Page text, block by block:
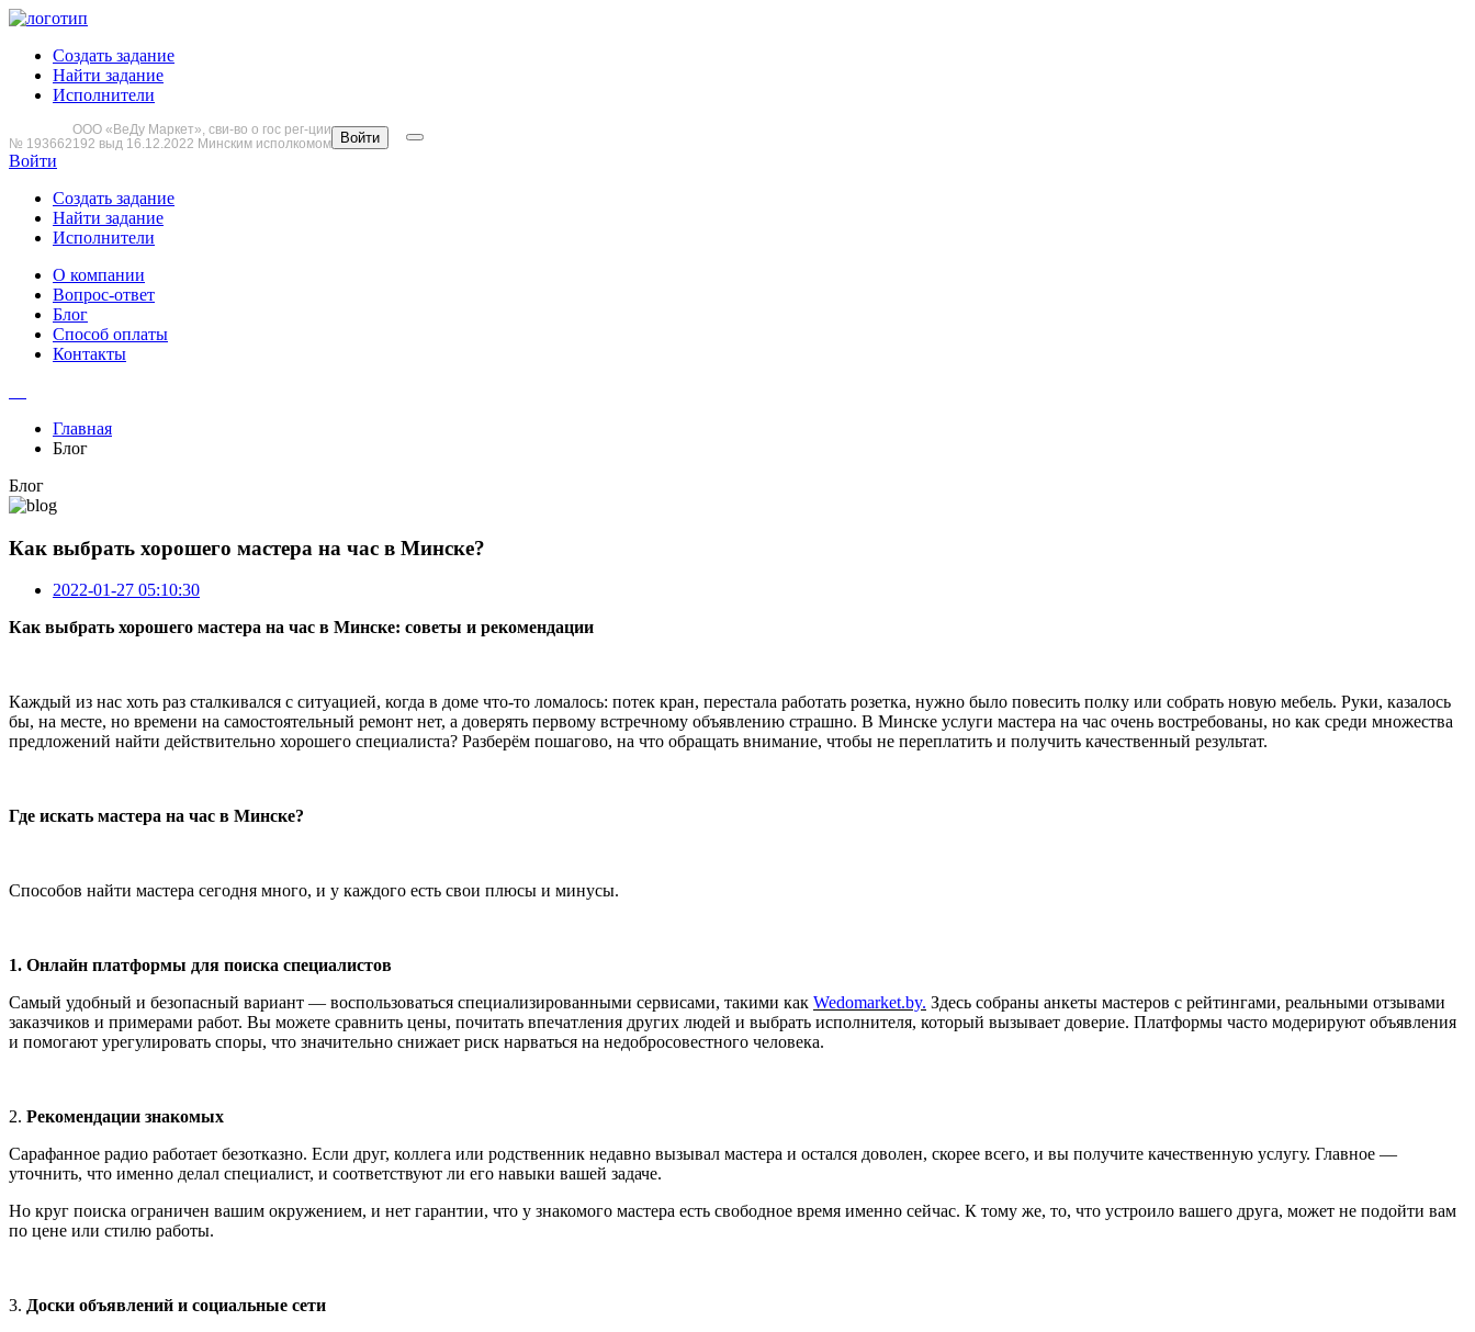
Создать задание
Найти задание
Исполнители
ООО «ВеДу Маркет», сви-во о гос рег-ции
№ 193662192 выд 16.12.2022 Минским исполкомом
Войти
Войти
Создать задание
Найти задание
Исполнители
О компании
Вопрос-ответ
Блог
Способ оплаты
Контакты
Главная
Блог
Блог
Как выбрать хорошего мастера на час в Минске?
2022-01-27 05:10:30
Как выбрать хорошего мастера на час в Минске: советы и рекомендации
Каждый из нас хоть раз сталкивался с ситуацией, когда в доме что‑то ломалось: потек кран, перестала работать розетка, нужно было повесить полку или собрать новую мебель. Руки, казалось
бы, на месте, но времени на самостоятельный ремонт нет, а доверять первому встречному объявлению страшно. В Минске услуги мастера на час очень востребованы, но как среди множества
предложений найти действительно хорошего специалиста? Разберём пошагово, на что обращать внимание, чтобы не переплатить и получить качественный результат.
Где искать мастера на час в Минске?
Способов найти мастера сегодня много, и у каждого есть свои плюсы и минусы.
1. Онлайн платформы для поиска специалистов
Самый удобный и безопасный вариант — воспользоваться специализированными сервисами, такими как Wedomarket.by. Здесь собраны анкеты мастеров с рейтингами, реальными отзывами
заказчиков и примерами работ. Вы можете сравнить цены, почитать впечатления других людей и выбрать исполнителя, который вызывает доверие. Платформы часто модерируют объявления
и помогают урегулировать споры, что значительно снижает риск нарваться на недобросовестного человека.
2. Рекомендации знакомых
Сарафанное радио работает безотказно. Если друг, коллега или родственник недавно вызывал мастера и остался доволен, скорее всего, и вы получите качественную услугу. Главное —
уточнить, что именно делал специалист, и соответствуют ли его навыки вашей задаче.
Но круг поиска ограничен вашим окружением, и нет гарантии, что у знакомого мастера есть свободное время именно сейчас. К тому же, то, что устроило вашего друга, может не подойти вам
по цене или стилю работы.
3. Доски объявлений и социальные сети